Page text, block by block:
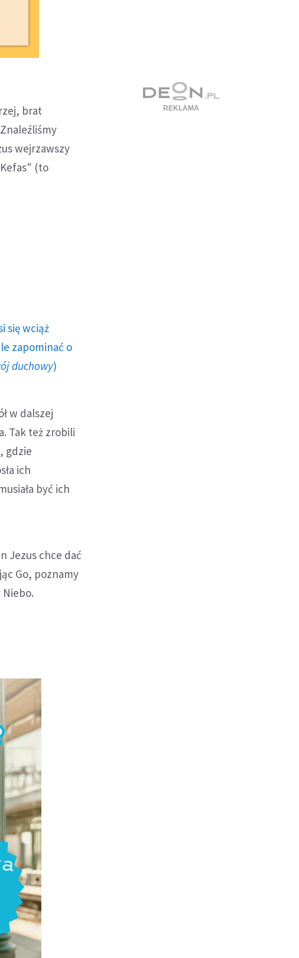
brat
wejrzawszy
(to
się wciąż
zapominać o
duchowy)
w dalszej
Tak też zrobili
gdzie
ich
być ich
Jezus chce dać
Go, poznamy